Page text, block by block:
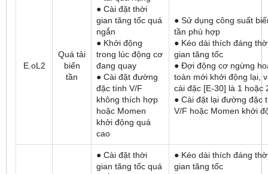
E.oL2
Quá tải
biến
tần
● Cài đặt thời
gian tăng tốc quá
ngắn
● Khởi động
trong lúc động cơ
đang quay
● Cài đặt đường
đặc tính V/F
không thích hợp
hoặc Momen
khởi động quá
cao
● Sử dụng công suất
tần phù hợp
● Kéo dài thích đáng
gian tăng tốc
● Đợi động cơ ngừng
toàn mới khởi động lại,
cài đặc [E-30] là 1 hoặc
● Cài đặt lại đường đặc
V/F hoặc Momen khởi
● Cài đặt thời
gian tăng tốc quá
● Kéo dài thích đáng
gian tăng tốc